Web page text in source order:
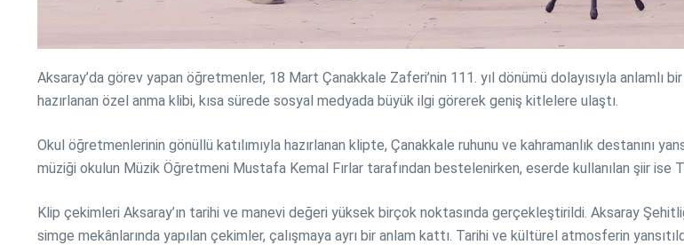
Aksaray’da görev yapan öğretmenler, 18 Mart Çanakkale Zaferi’nin 111. yıl dönümü dolayısıyla anlamlı
hazırlanan özel anma klibi, kısa sürede sosyal medyada büyük ilgi görerek geniş kitlelere ulaştı.
Okul öğretmenlerinin gönüllü katılımıyla hazırlanan klipte, Çanakkale ruhunu ve kahramanlık destanını
müziği okulun Müzik Öğretmeni Mustafa Kemal Fırlar tarafından bestelenirken, eserde kullanılan şiir ise
Klip çekimleri Aksaray’ın tarihi ve manevi değeri yüksek birçok noktasında gerçekleştirildi. Aksaray
simge mekânlarında yapılan çekimler, çalışmaya ayrı bir anlam kattı. Tarihi ve kültürel atmosferin